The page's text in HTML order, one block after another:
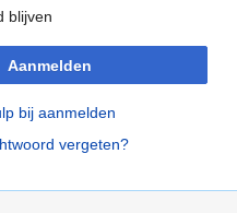
blijven
Aanmelden
bij aanmelden
vergeten?